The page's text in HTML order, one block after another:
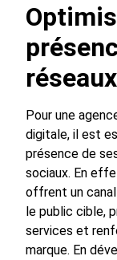
Pour une
digitale, il est
présence de
sociaux. En
offrent un
le public cible,
services et
marque. En